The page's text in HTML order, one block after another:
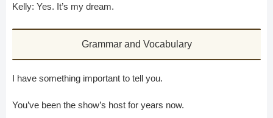
Kelly: Yes. It’s my dream.
Grammar and Vocabulary
I have something important to tell you.
You’ve been the show’s host for years now.